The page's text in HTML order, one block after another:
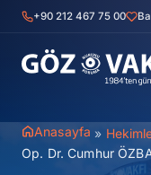
İçeriğe+90 212 467 75 00
Anasayfa »
Op. Dr. Cumhur